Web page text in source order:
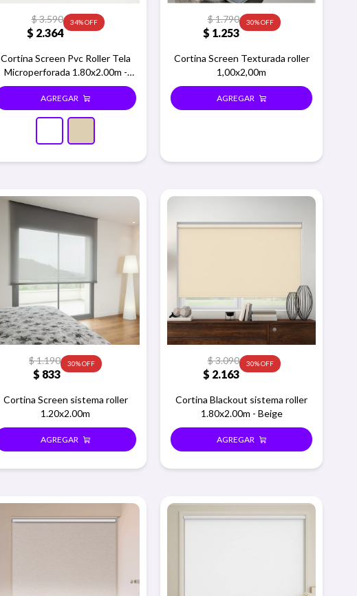
$ 2.364
$3.590 34
Cortina Screen Pvc Roller Tela
Microperforada 1.80x2.00m -
Blanco
$ 1.253
$1.790 30
Cortina Screen Texturada roller
1,00x2,00m
$ 833
$1.190 30
Cortina Screen sistema roller
1.20x2.00m
$ 2.163
$3.090 30
Cortina Blackout sistema roller
1.80x2.00m - Beige